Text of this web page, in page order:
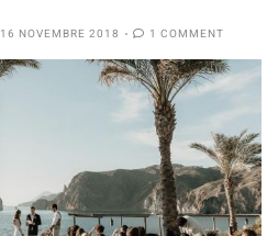
16 NOVEMBRE 2018 1 COMMENT